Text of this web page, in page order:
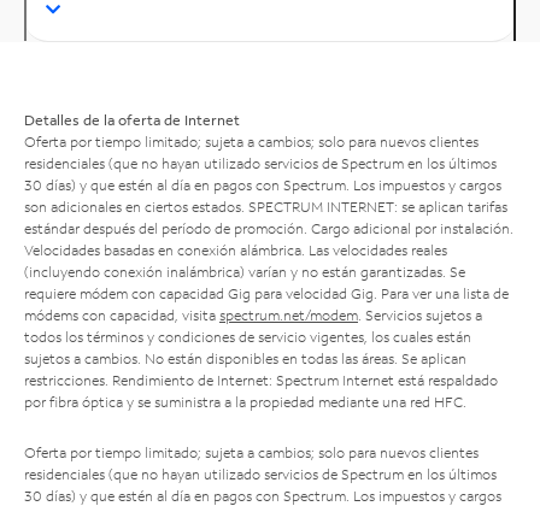
Detalles de la oferta de Internet
Oferta por tiempo limitado; sujeta a cambios; solo para nuevos clientes
residenciales (que no hayan utilizado servicios de Spectrum en los últimos
30 días) y que estén al día en pagos con Spectrum. Los impuestos y cargos
son adicionales en ciertos estados. SPECTRUM INTERNET: se aplican tarifas
estándar después del período de promoción. Cargo adicional por instalación.
Velocidades basadas en conexión alámbrica. Las velocidades reales
(incluyendo conexión inalámbrica) varían y no están garantizadas. Se
requiere módem con capacidad Gig para velocidad Gig. Para ver una lista de
módems con capacidad, visita spectrum.net/modem . Servicios sujetos a
todos los términos y condiciones de servicio vigentes, los cuales están
sujetos a cambios. No están disponibles en todas las áreas. Se aplican
restricciones. Rendimiento de Internet: Spectrum Internet está respaldado
por fibra óptica y se suministra a la propiedad mediante una red HFC.
Oferta por tiempo limitado; sujeta a cambios; solo para nuevos clientes
residenciales (que no hayan utilizado servicios de Spectrum en los últimos
30 días) y que estén al día en pagos con Spectrum. Los impuestos y cargos